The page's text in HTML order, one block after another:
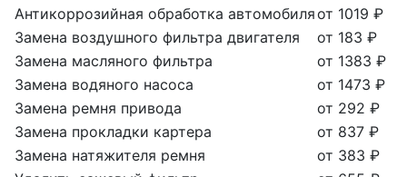
Антикоррозийная обработка автомобиляот 1019 ₽
Замена воздушного фильтра двигателя
от 183 ₽
Замена масляного фильтра
от 1383 ₽
Замена водяного насоса
от 1473 ₽
Замена ремня привода
от 292 ₽
Замена прокладки картера
от 837 ₽
Замена натяжителя ремня
от 383 ₽